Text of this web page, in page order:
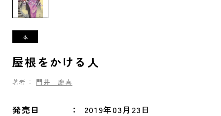
屋根をかける人
著者： 門井 慶喜
発売日 2019年03月23日